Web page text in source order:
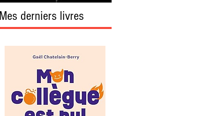
Mes derniers livres